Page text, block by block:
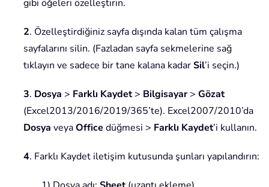
gibi öğeleri özelleştirin.
2. Özelleştirdiğiniz sayfa dışında kalan tüm çalışma
sayfalarını silin. (Fazladan sayfa sekmelerine sağ
tıklayın ve sadece bir tane kalana kadarSil’i seçin.)
3. Dosya > Farklı Kaydet> Bilgisayar> Gözat
(Excel2013/2016/2019/365’te). Excel2007/2010’da
Dosya veyaOffice düğmesi > Farklı Kaydet’i kullanın.
4. Farklı Kaydet iletişim kutusunda şunları yapılandırın: